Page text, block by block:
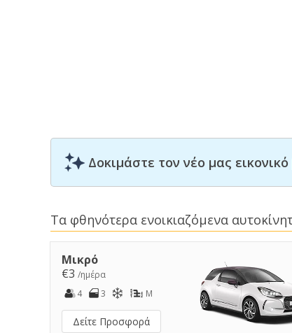
Δοκιμάστε τον νέο μας
Τα φθηνότερα ενοικιαζόμενα
Μικρό
€3 /ημέρα
4
3 M
Δείτε Προσφορά